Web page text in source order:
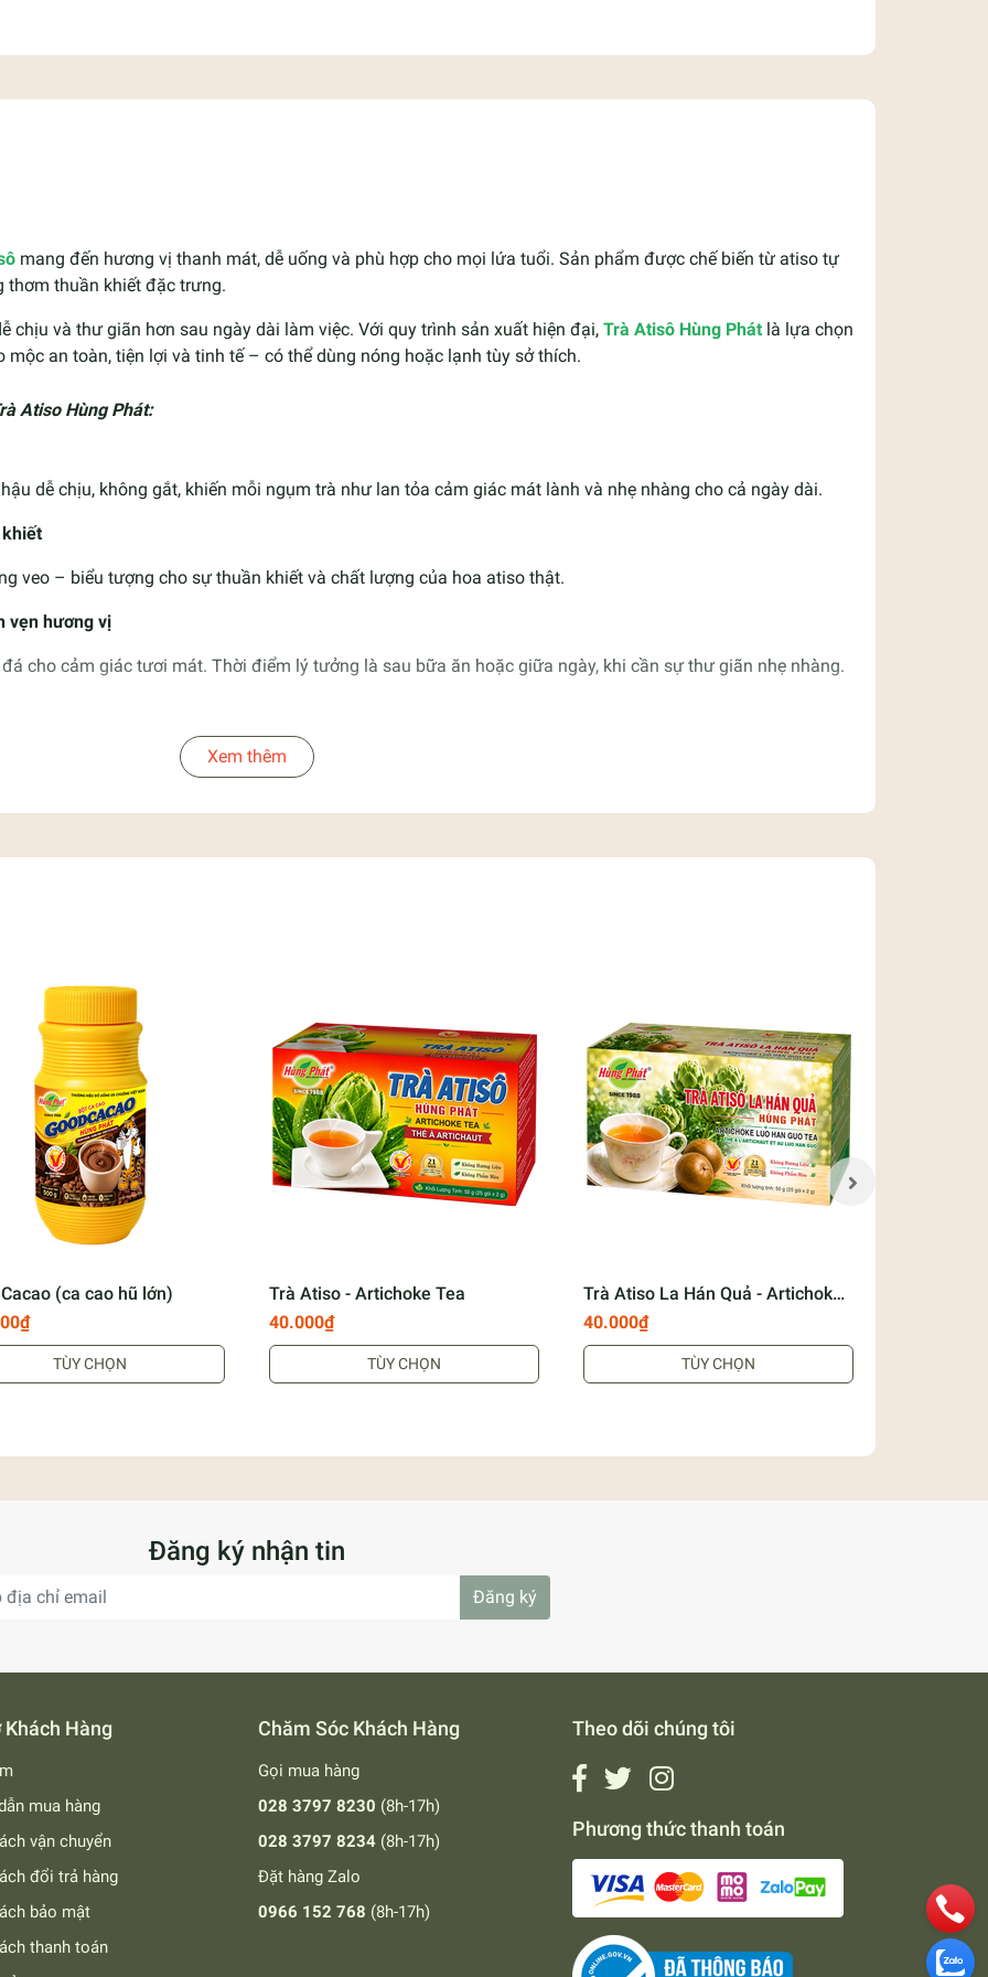
mang đến hương vị thanh mát, dễ uống và phù hợp cho mọi lứa tuổi. Sản phẩm được chế biến từ atiso tự
thơm thuần khiết đặc trưng.
chịu và thư giãn hơn sau ngày dài làm việc. Với quy trình sản xuất hiện đại, Trà Atisô Hùng Phát là lựa chọn
an toàn, tiện lợi và tinh tế – có thể dùng nóng hoặc lạnh tùy sở thích.
Atiso Hùng Phát:
dễ chịu, không gắt, khiến mỗi ngụm trà như lan tỏa cảm giác mát lành và nhẹ nhàng cho cả ngày dài.
khiết
veo – biểu tượng cho sự thuần khiết và chất lượng của hoa atiso thật.
vẹn hương vị
cho cảm giác tươi mát. Thời điểm lý tưởng là sau bữa ăn hoặc giữa ngày, khi cần sự thư giãn nhẹ nhàng.
trực tiếp.
Hùng Phát
toàn thực phẩm.
phat-tra-chay-ngon/
Ngon)
Xem thêm
(ca cao hũ lớn)
TÙY CHỌN
Trà Atiso - Artichoke Tea
40.000₫
TÙY CHỌN
Trà Atiso La Hán Quả - Artichoke
Luo Han Guo Tea
40.000₫
TÙY CHỌN
Đăng ký nhận tin
Đăng ký
Khách Hàng
mua hàng
vận chuyển
đổi trả hàng
bảo mật
thanh toán
Chăm Sóc Khách Hàng
Gọi mua hàng
028 3797 8230 (8h-17h)
028 3797 8234 (8h-17h)
Đặt hàng Zalo
0966 152 768 (8h-17h)
Theo dõi chúng tôi
Phương thức thanh toán